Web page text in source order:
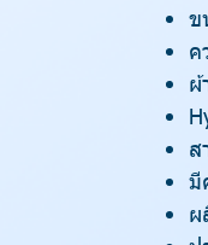
ข
ค
ผ้
ส
มี
ผ